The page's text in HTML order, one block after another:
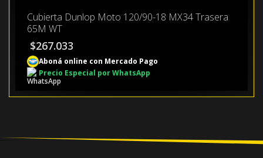
Cubierta Dunlop Moto 120/90-18 MX34 Trasera
65M WT
$267.033
Aboná online con Mercado Pago
Precio Especial por WhatsApp